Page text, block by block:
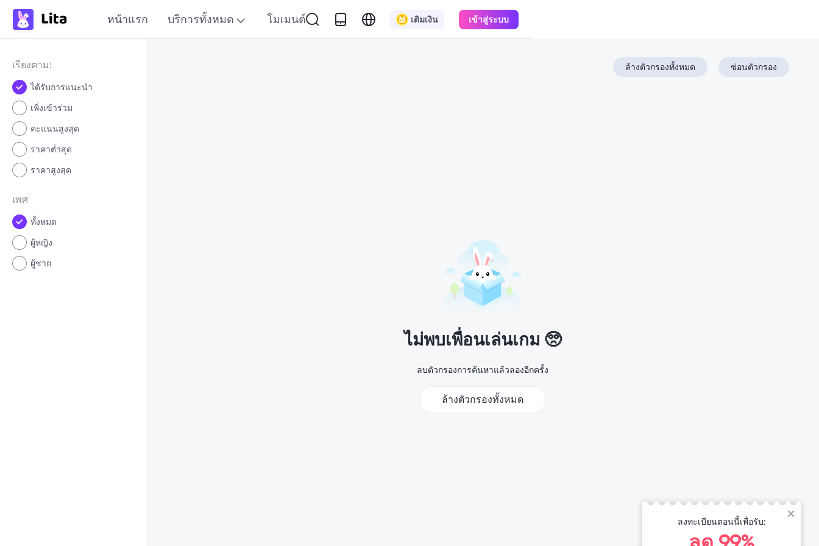
หน้าแรก บริการทั้งหมด โมเมนต์ เติมเงิน เข้าสู่ระบบ
เรียงตาม:
ได้รับการแนะนำ
เพิ่งเข้าร่วม
คะแนนสูงสุด
ราคาต่ำสุด
ราคาสูงสุด
เพศ
ทั้งหมด
ผู้หญิง
ผู้ชาย
ล้างตัวกรองทั้งหมด ซ่อนตัวกรอง
ไม่พบเพื่อนเล่นเกม 🥺
ลบตัวกรองการค้นหาแล้วลองอีกครั้ง
ล้างตัวกรองทั้งหมด
ลงทะเบียนตอนนี้เพื่อรับ: